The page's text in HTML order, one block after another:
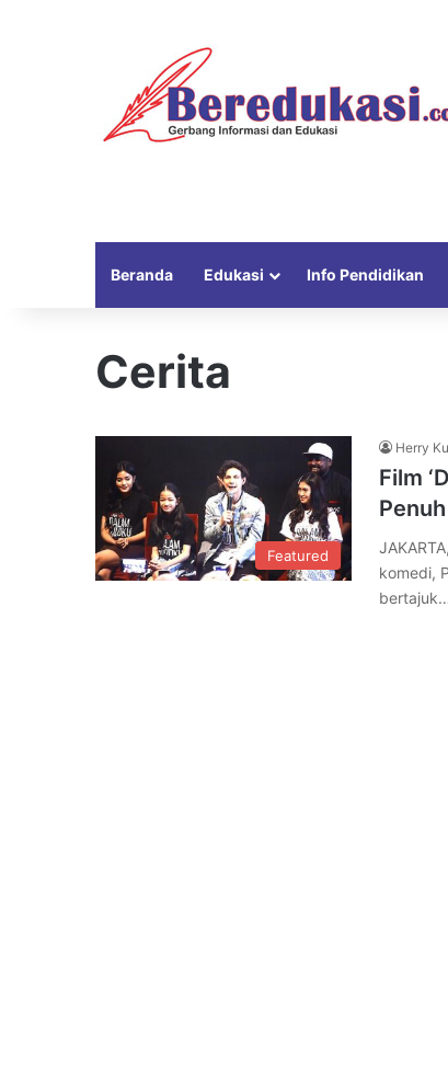
Beranda Edukasi Info Pendidikan
Cerita
Featured
Herry
Film
komedi,
bertajuk…